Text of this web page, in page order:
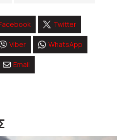
Twitter
Viber WhatsApp
Email